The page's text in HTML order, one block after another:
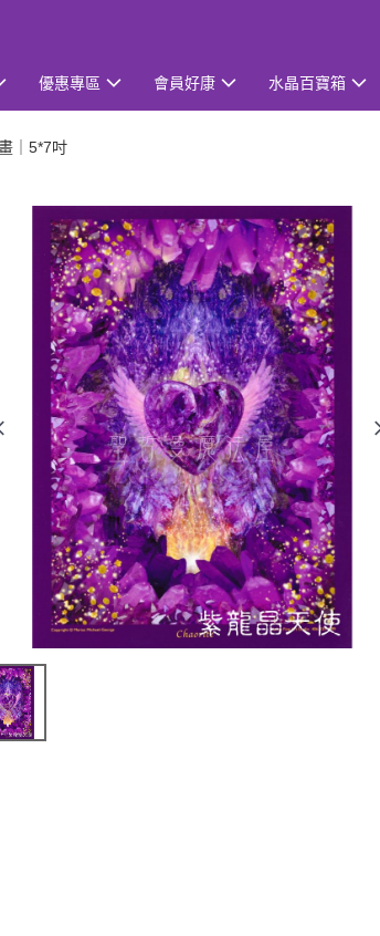
優惠專區 會員好康 水晶百寶箱
｜5*7吋